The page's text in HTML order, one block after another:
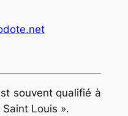
souvent qualifié à
Louis ».